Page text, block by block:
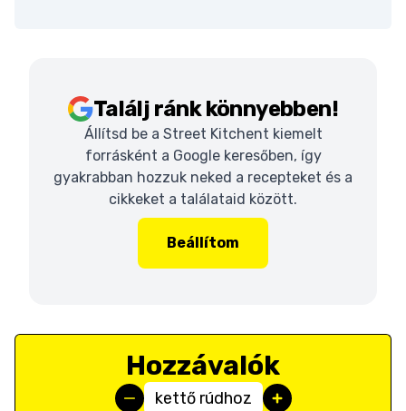
Találj ránk könnyebben!
Állítsd be a Street Kitchent kiemelt
forrásként a Google keresőben, így
gyakrabban hozzuk neked a recepteket és a
cikkeket a találataid között.
Beállítom
Hozzávalók
kettő rúdhoz